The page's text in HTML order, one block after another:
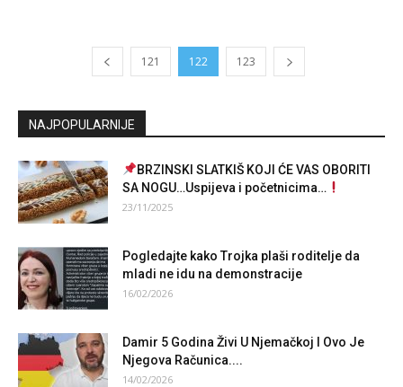
121 122 123
NAJPOPULARNIJE
BRZINSKI SLATKIŠ KOJI ĆE VAS OBORITI
SA NOGU…Uspijeva i početnicima…
23/11/2025
Pogledajte kako Trojka plaši roditelje da
mladi ne idu na demonstracije
16/02/2026
Damir 5 Godina Živi U Njemačkoj I Ovo Je
Njegova Računica....
14/02/2026